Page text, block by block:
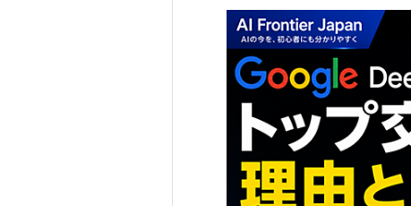
調べたい画像をアップロードし
Google マップ
通常の地図と衛星写真の表示方法
2カ所を指定すると「車・交通機
Google Play
書籍・映画・ Androidアプリ・端